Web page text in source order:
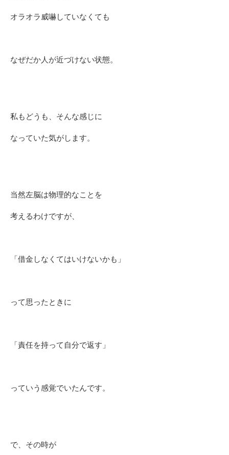
オラオラ威嚇していなくても
なぜだか人が近づけない状態。
私もどうも、そんな感じに
なっていた気がします。
当然左脳は物理的なことを
考えるわけですが、
「借金しなくてはいけないかも」
って思ったときに
「責任を持って自分で返す」
っていう感覚でいたんです。
で、その時が